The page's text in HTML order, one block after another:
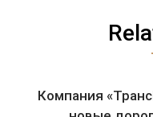
Компания